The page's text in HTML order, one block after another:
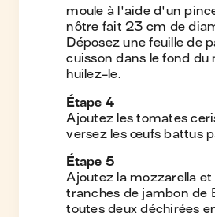
moule à l'aide d'un
nôtre fait 23 cm de
Déposez une feuille de
cuisson dans le fond du
huilez-le.
Étape 4
Ajoutez les tomates
versez les œufs battus
Étape 5
Ajoutez la mozzarella et
tranches de jambon de
toutes deux déchirées